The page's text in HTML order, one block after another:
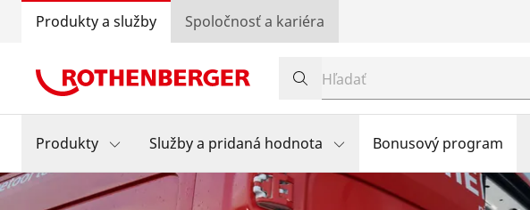
Produkty a služby Spoločnosť a kariéra
Produkty Služby a pridaná hodnota Bonusový program